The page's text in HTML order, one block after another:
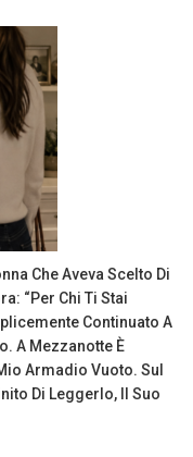
Che Aveva Scelto Di
“Per Chi Ti Stai
Continuato A
A Mezzanotte È
Armadio Vuoto. Sul
Di Leggerlo, Il Suo